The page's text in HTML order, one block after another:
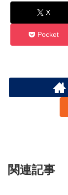
X
Pocket
関連記事